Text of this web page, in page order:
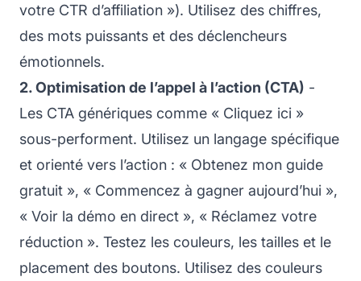
votre CTR d’affiliation »). Utilisez des chiffres,
des mots puissants et des déclencheurs
émotionnels.
2. Optimisation de l’appel à l’action (CTA) -
Les CTA génériques comme « Cliquez ici »
sous-performent. Utilisez un langage spécifique
et orienté vers l’action : « Obtenez mon guide
gratuit », « Commencez à gagner aujourd’hui »,
« Voir la démo en direct », « Réclamez votre
réduction ». Testez les couleurs, les tailles et le
placement des boutons. Utilisez des couleurs